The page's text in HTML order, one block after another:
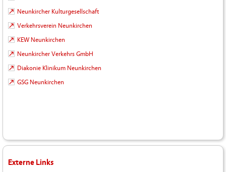
Neunkircher Kulturgesellschaft
Verkehrsverein Neunkirchen
KEW Neunkirchen
Neunkircher Verkehrs GmbH
Diakonie Klinikum Neunkirchen
GSG Neunkirchen
Externe Links